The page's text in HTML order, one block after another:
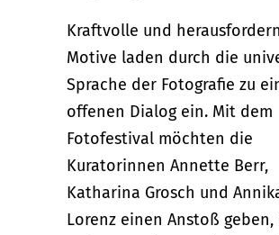
Kraftvolle und
Motive laden durch die
Sprache der Fotografie zu
offenen Dialog ein. Mit dem
Fotofestival möchten die
Kuratorinnen Annette Berr,
Katharina Grosch und
Lorenz einen Anstoß geben,